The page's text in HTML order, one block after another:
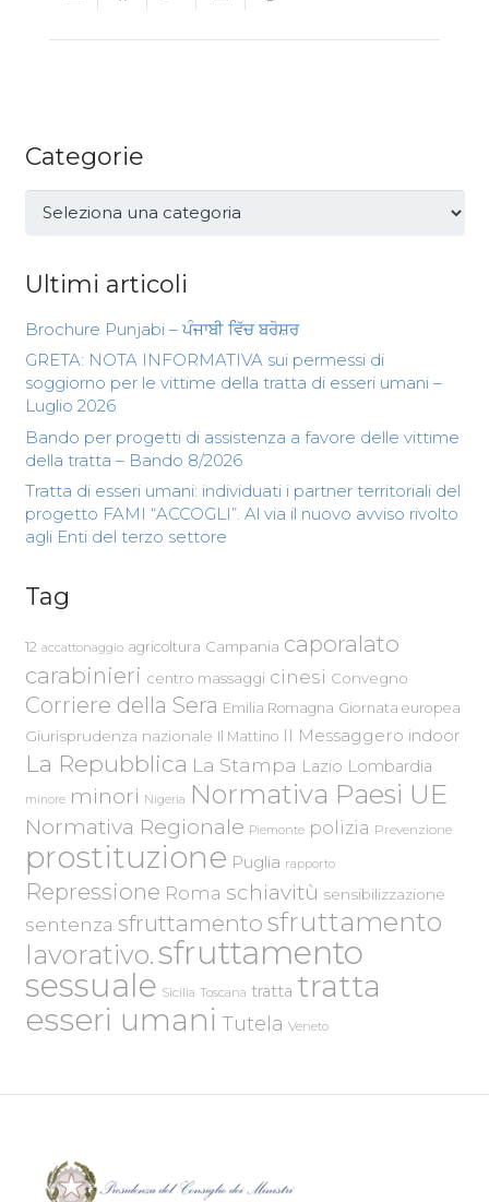
Categorie
Categorie
Ultimi articoli
Brochure Punjabi – ਪੰਜਾਬੀ ਵਿੱਚ ਬਰੋਸ਼ਰ
GRETA: NOTA INFORMATIVA sui permessi di
soggiorno per le vittime della tratta di esseri umani –
Luglio 2026
Bando per progetti di assistenza a favore delle vittime
della tratta – Bando 8/2026
Tratta di esseri umani: individuati i partner territoriali del
progetto FAMI “ACCOGLI”. Al via il nuovo avviso rivolto
agli Enti del terzo settore
Tag
12 accattonaggio agricoltura Campania caporalato
carabinieri centro massaggi cinesi Convegno
Corriere della Sera Emilia Romagna Giornata europea
Giurisprudenza nazionale Il Mattino Il Messaggero indoor
La Repubblica La Stampa Lazio Lombardia
minore minori Nigeria Normativa Paesi UE
Normativa Regionale Piemonte polizia Prevenzione
prostituzione Puglia rapporto
Repressione Roma schiavitù sensibilizzazione
sentenza sfruttamento sfruttamento
lavorativo.sfruttamento
sessuale Sicilia Toscana tratta tratta
esseri umani Tutela Veneto